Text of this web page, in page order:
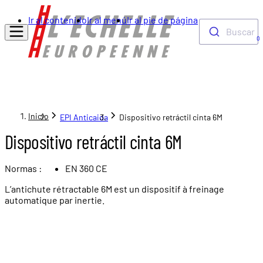
Ir al contenidoIr al menúIr al pie de página
Buscar
0
Inicio EPI Anticaida Dispositivo retráctil cinta 6M
Dispositivo retráctil cinta 6M
Normas :
EN 360 CE
L’antichute rétractable 6M est un dispositif à freinage
automatique par inertie.